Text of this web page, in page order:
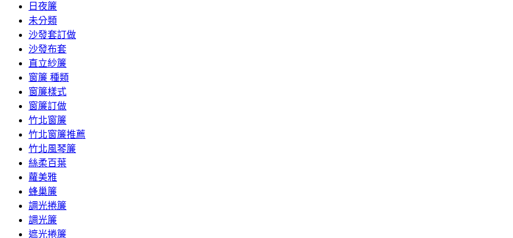
日夜簾
未分類
沙發套訂做
沙發布套
直立紗簾
窗簾 種類
窗簾樣式
窗簾訂做
竹北窗簾
竹北窗簾推薦
竹北風琴簾
絲柔百葉
蘿美雅
蜂巢簾
調光捲簾
調光簾
遮光捲簾